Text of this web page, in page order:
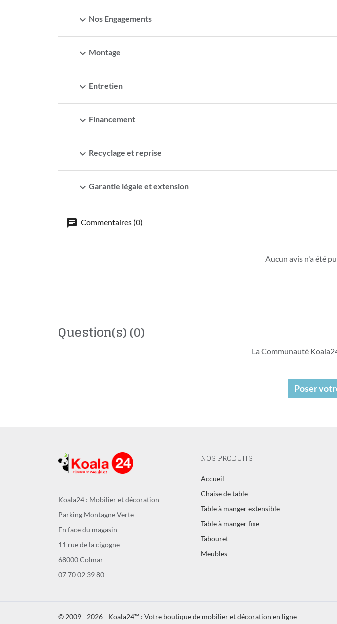
expand_more Nos Engagements
expand_more Montage
expand_more Entretien
expand_more Financement
expand_more Recyclage et reprise
expand_more Garantie légale et extension
Commentaires (0)
Aucun avis n'a été
Question(s)(0)
La Communauté
Poser
Koala24 : Mobilier et décoration
Parking Montagne Verte
En face du magasin
11 rue de la cigogne
68000 Colmar
07 70 02 39 80
NOS PRODUITS
Accueil
Chaise de table
Table à manger extensible
Table à manger fixe
Tabouret
Meubles
© 2009 - 2026 - Koala24™ : Votre boutique de mobilier et décoration en ligne